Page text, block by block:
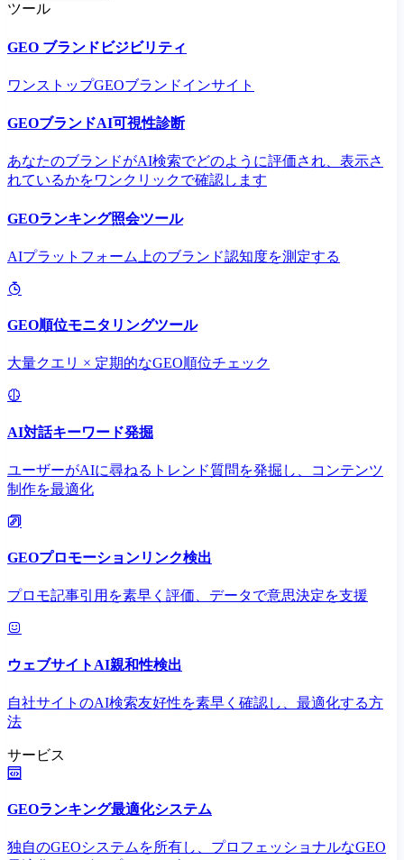
ツール
GEO ブランドビジビリティ
ワンストップGEOブランドインサイト
GEOブランドAI可視性診断
あなたのブランドがAI検索でどのように評価され、表示さ
れているかをワンクリックで確認します
GEOランキング照会ツール
AIプラットフォーム上のブランド認知度を測定する
GEO順位モニタリングツール
大量クエリ × 定期的なGEO順位チェック
AI対話キーワード発掘
ユーザーがAIに尋ねるトレンド質問を発掘し、コンテンツ
制作を最適化
GEOプロモーションリンク検出
プロモ記事引用を素早く評価、データで意思決定を支援
ウェブサイトAI親和性検出
自社サイトのAI検索友好性を素早く確認し、最適化する方
法
サービス
GEOランキング最適化システム
独自のGEOシステムを所有し、プロフェッショナルなGEO